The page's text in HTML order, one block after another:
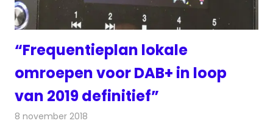
“Frequentieplan lokale
omroepen voor DAB+ in loop
van 2019 definitief”
8 november 2018